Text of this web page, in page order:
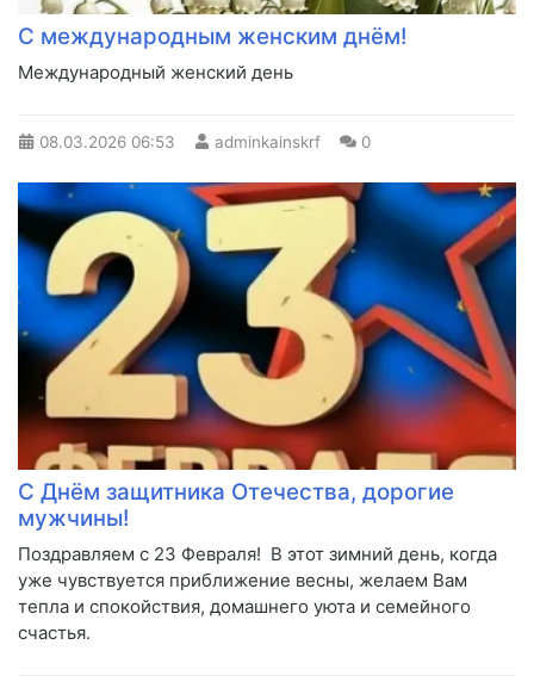
С международным женским днём!
Международный женский день
08.03.2026 06:53 adminkainskrf 0
С Днём защитника Отечества, дорогие
мужчины!
Поздравляем с 23 Февраля! В этот зимний день, когда
уже чувствуется приближение весны, желаем Вам
тепла и спокойствия, домашнего уюта и семейного
счастья.